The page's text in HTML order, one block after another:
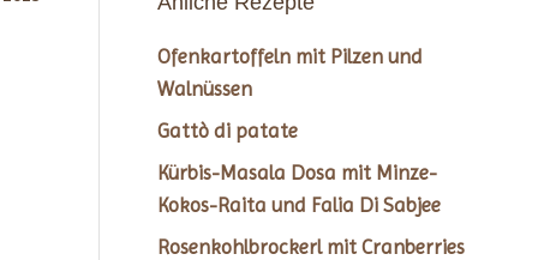
Ofenkartoffeln mit Pilzen und
Walnüssen
Gattò di patate
Kürbis-Masala Dosa mit Minze-
Kokos-Raita und Falia Di Sabjee
Rosenkohlbrockerl mit Cranberries